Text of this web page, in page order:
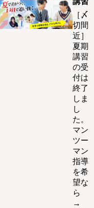
［〆
切間
近］
夏期
講習
の受
付は
終了
しま
し
た。
マン
ツー
マン
指導
を希
望な
ら
→